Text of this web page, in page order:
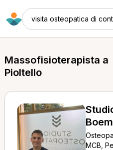
visita osteopatica di
Massofisioterapista a
Pioltello
MCB,